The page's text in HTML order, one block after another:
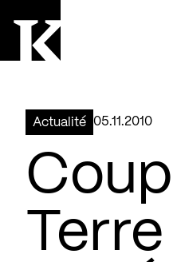
Actualité 05.11.2010